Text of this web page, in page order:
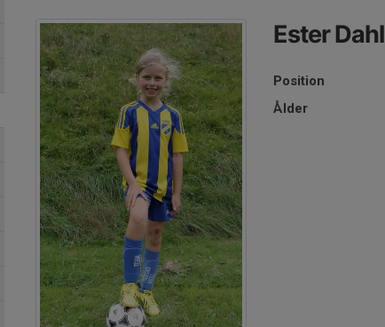
Ester Dahl
Position
Ålder